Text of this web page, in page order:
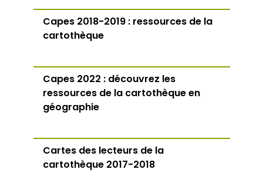
Capes 2018-2019 : ressources de la
cartothèque
Capes 2022 : découvrez les
ressources de la cartothèque en
géographie
Cartes des lecteurs de la
cartothèque 2017-2018